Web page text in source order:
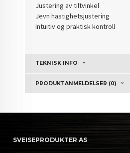
Justering av tiltvinkel
Jevn hastighetsjustering
Intuitiv og praktisk kontroll
TEKNISK INFO
PRODUKTANMELDELSER (0)
SVEISEPRODUKTER AS